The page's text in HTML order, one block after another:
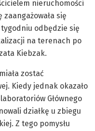
nieruchomości
zaangażowała się
tygodniu odbędzie się
na terenach po
Kiebzak.
zostać
Kiedy jednak okazało
Głównego
działkę u zbiegu
Z tego pomysłu